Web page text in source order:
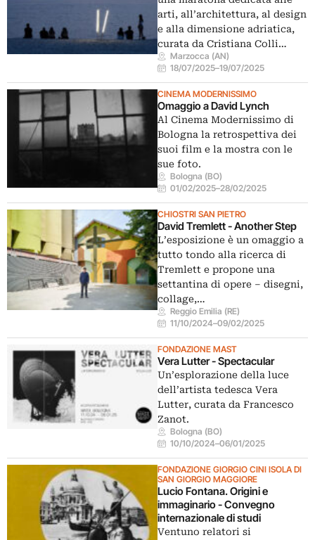
arti, all’architettura, al design
e alla dimensione adriatica,
curata da Cristiana Colli…
Marzocca (AN)
18/07/2025–19/07/2025
CINEMA MODERNISSIMO
Omaggio a David Lynch
Al Cinema Modernissimo di
Bologna la retrospettiva dei
suoi film e la mostra con le
sue foto.
Bologna (BO)
01/02/2025–28/02/2025
CHIOSTRI SAN PIETRO
David Tremlett - Another Step
L’esposizione è un omaggio a
tutto tondo alla ricerca di
Tremlett e propone una
settantina di opere – disegni,
collage,…
Reggio Emilia (RE)
11/10/2024–09/02/2025
FONDAZIONE MAST
Vera Lutter - Spectacular
Un’esplorazione della luce
dell’artista tedesca Vera
Lutter, curata da Francesco
Zanot.
Bologna (BO)
10/10/2024–06/01/2025
FONDAZIONE GIORGIO CINI ISOLA DI
SAN GIORGIO MAGGIORE
Lucio Fontana. Origini e
immaginario - Convegno
internazionale di studi
Ventuno relatori si